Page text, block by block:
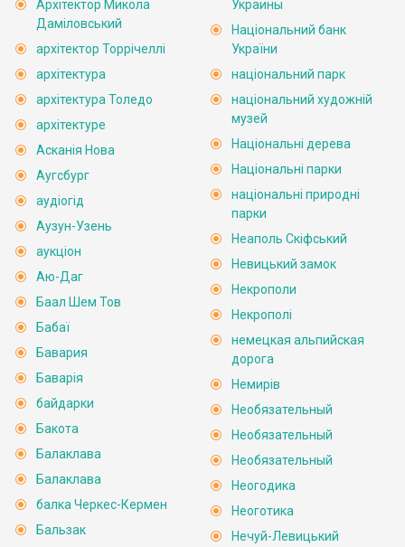
Архітектор Микола
Даміловський
архітектор Торрічеллі
архітектура
архітектура Толедо
архітектуре
Асканія Нова
Аугсбург
аудіогід
Аузун-Узень
аукціон
Аю-Даг
Баал Шем Тов
Бабаї
Бавария
Баварія
байдарки
Бакота
Балаклава
Балаклава
балка Черкес-Кермен
Бальзак
Украины
Національний банк
України
національний парк
національний художній
музей
Національні дерева
Національні парки
національні природні
парки
Неаполь Скіфський
Невицький замок
Некрополи
Некрополі
немецкая альпийская
дорога
Немирів
Необязательный
Необязательный
Необязательный
Неогодика
Неоготика
Нечуй-Левицький